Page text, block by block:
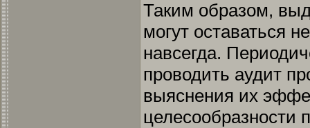
Таким образом,
могут оставаться
навсегда.
проводить аудит
выяснения их
целесообразности